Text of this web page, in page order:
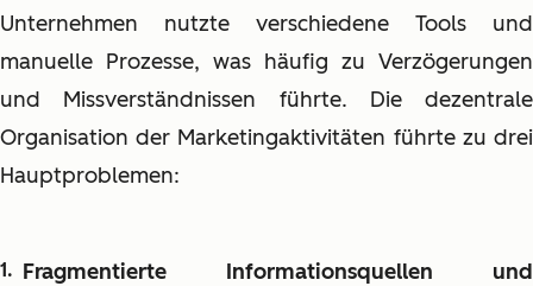
Unternehmen nutzte verschiedene Tools und
manuelle Prozesse, was häufig zu Verzögerungen
und Missverständnissen führte. Die dezentrale
Organisation der Marketingaktivitäten führte zu drei
Hauptproblemen:
Fragmentierte Informationsquellen und